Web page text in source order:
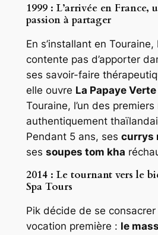
1999 : L’arrivée en France,
passion à partager
En s’installant en Touraine,
contente pas d’apporter
ses savoir-faire
elle ouvre La Papaye Verte
Touraine, l’un des
authentiquement
Pendant 5 ans, ses currys
ses soupes tom kha
2014 : Le tournant vers le
Spa Tours
Pik décide de se
vocation première : le